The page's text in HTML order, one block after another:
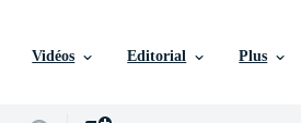
Vidéos Editorial Plus